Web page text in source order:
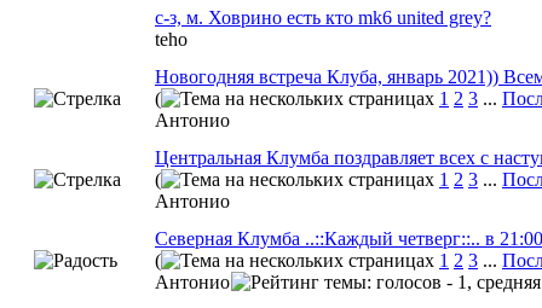
с-з, м. Ховрино есть кто mk6 united grey?
teho
Новогодняя встреча Клуба, январь 2021))
(
1 2 3 ...
Aнтонио
Центральная Клумба поздравляет всех с
(
1 2 3 ...
Aнтонио
Северная Клумба ..::Каждый четверг::.. в 21:00
(
1 2 3 ...
Aнтонио